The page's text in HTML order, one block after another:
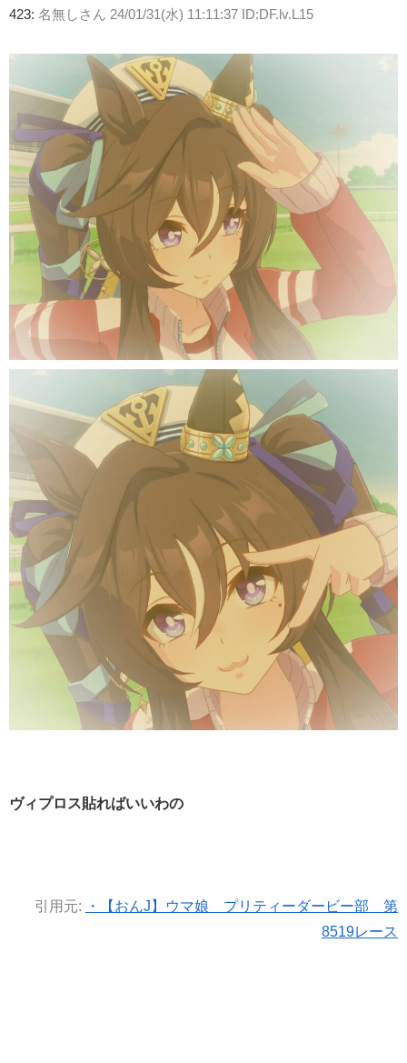
423: 名無しさん 24/01/31(水) 11:11:37 ID:DF.lv.L15
ヴィプロス貼ればいいわの
引用元:
・【おんJ】ウマ娘 プリティーダービー部 第
8519レース